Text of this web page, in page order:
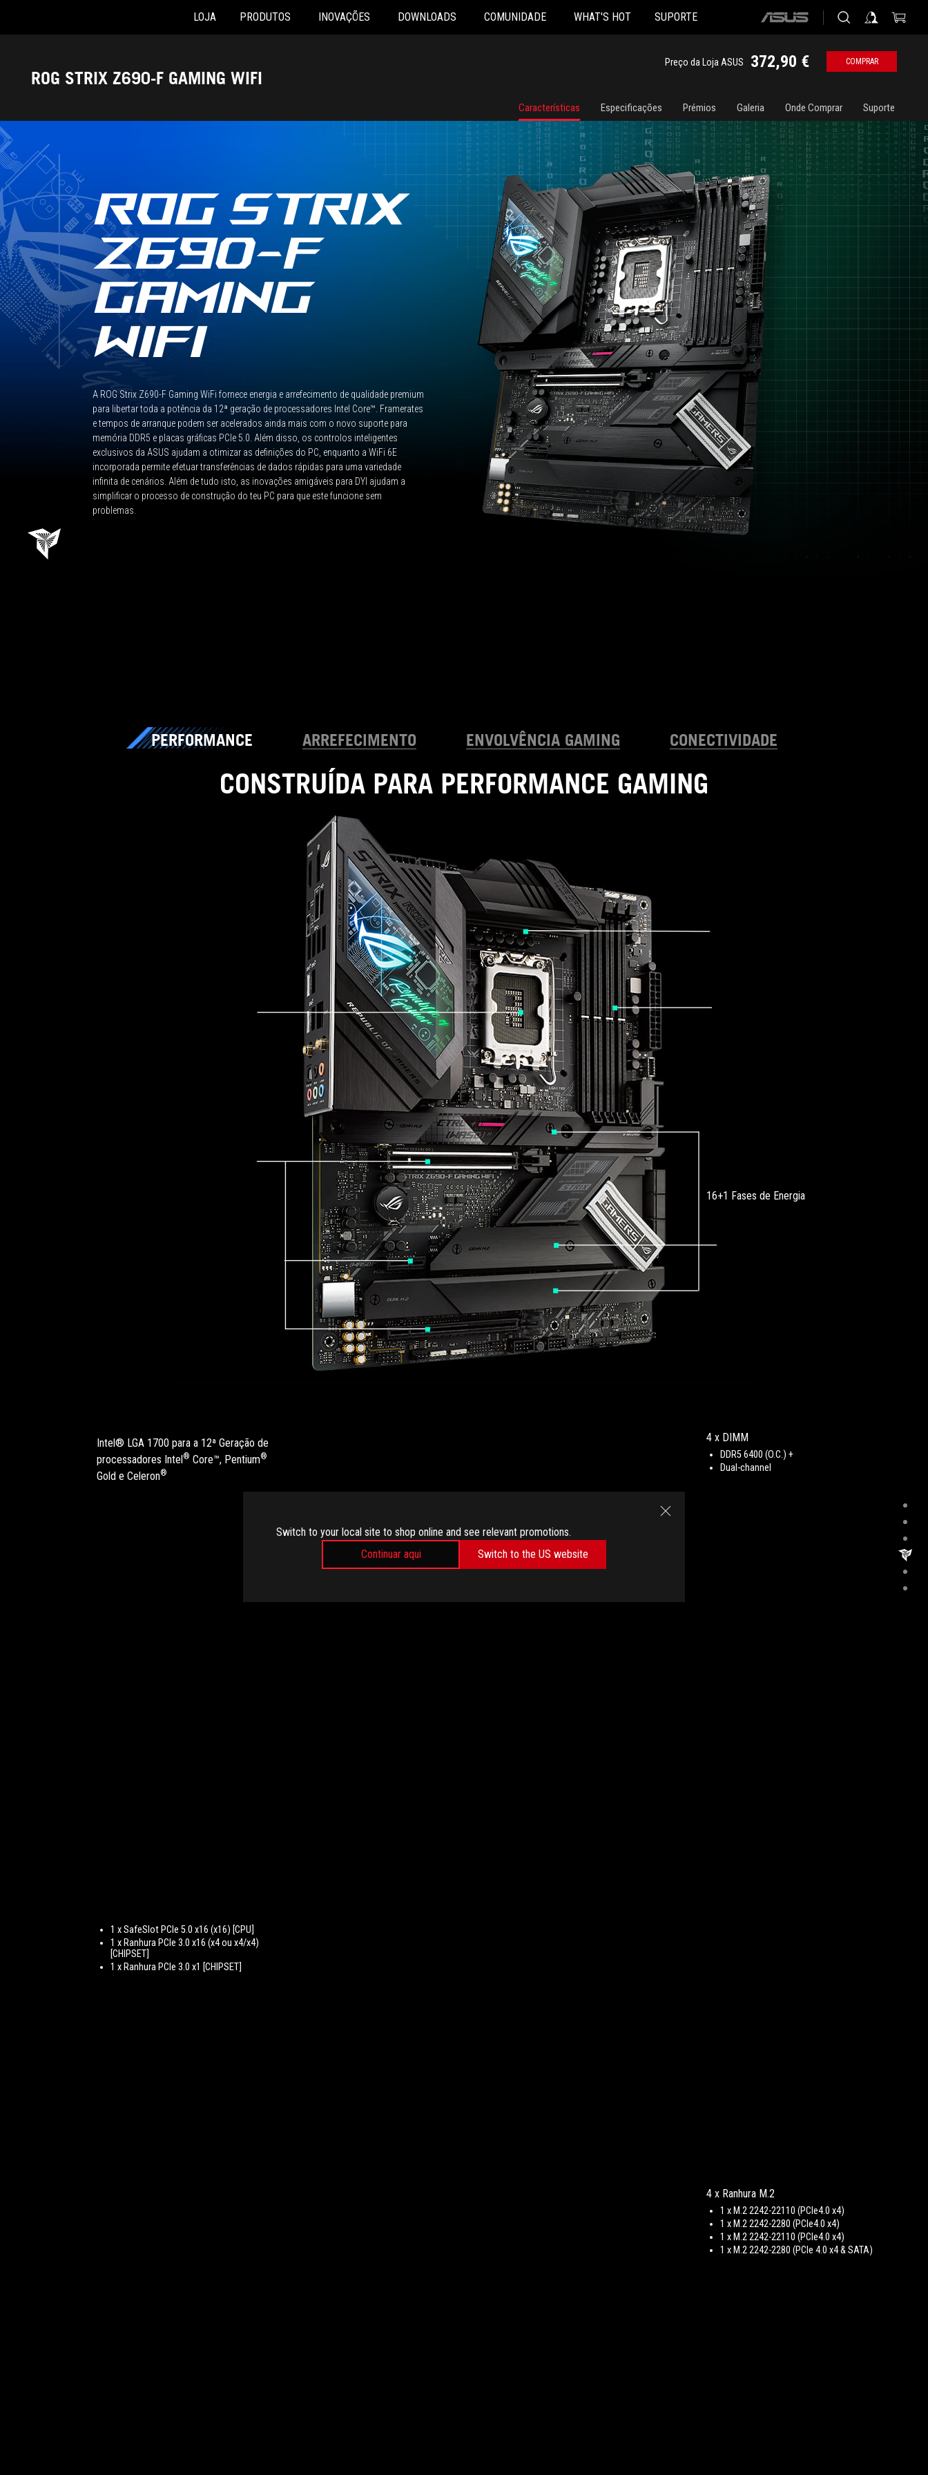
Switch to your local site to shop online and see relevant promotions.
Continuar aqui
Switch to the US website
Accessibility links
LOJA PRODUTOS INOVAÇÕES DOWNLOADS COMUNIDADE WHAT'S HOT SUPORTE
ASUS
ROG STRIX Z690-F GAMING WIFI
Preço da Loja ASUS 372,90 € COMPRAR
Características Especificações Prémios Galeria Onde Comprar Suporte
ROG STRIX
Z690-F
GAMING
WIFI
A ROG Strix Z690-F Gaming WiFi fornece energia e arrefecimento de qualidade premium
para libertar toda a potência da 12ª geração de processadores Intel Core™. Framerates
e tempos de arranque podem ser acelerados ainda mais com o novo suporte para
memória DDR5 e placas gráficas PCIe 5.0. Além disso, os controlos inteligentes
exclusivos da ASUS ajudam a otimizar as definições do PC, enquanto a WiFi 6E
incorporada permite efetuar transferências de dados rápidas para uma variedade
infinita de cenários. Além de tudo isto, as inovações amigáveis para DYI ajudam a
simplificar o processo de construção do teu PC para que este funcione sem
problemas.
PERFORMANCE ARREFECIMENTO ENVOLVÊNCIA GAMING CONECTIVIDADE
CONSTRUÍDA PARA PERFORMANCE GAMING
Intel® LGA 1700 para a 12ª Geração de
processadores Intel® Core™, Pentium®
Gold e Celeron®
1 x SafeSlot PCIe 5.0 x16 (x16) [CPU]
1 x Ranhura PCIe 3.0 x16 (x4 ou x4/x4)
[CHIPSET]
1 x Ranhura PCIe 3.0 x1 [CHIPSET]
16+1 Fases de Energia
4 x DIMM
DDR5 6400 (O.C.) +
Dual-channel
4 x Ranhura M.2
1 x M.2 2242-22110 (PCIe4.0 x4)
1 x M.2 2242-2280 (PCIe4.0 x4)
1 x M.2 2242-22110 (PCIe4.0 x4)
1 x M.2 2242-2280 (PCIe 4.0 x4 & SATA)